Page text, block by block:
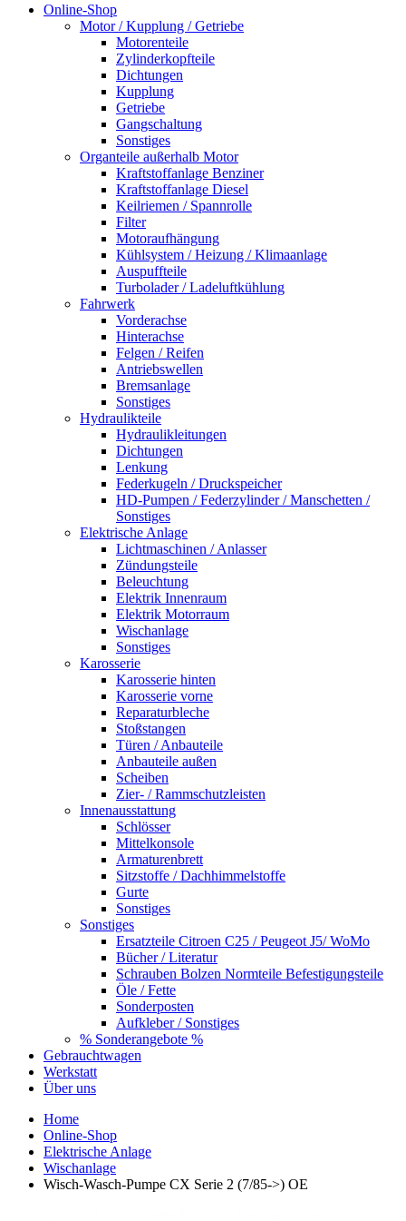
Online-Shop
Motor / Kupplung / Getriebe
Motorenteile
Zylinderkopfteile
Dichtungen
Kupplung
Getriebe
Gangschaltung
Sonstiges
Organteile außerhalb Motor
Kraftstoffanlage Benziner
Kraftstoffanlage Diesel
Keilriemen / Spannrolle
Filter
Motoraufhängung
Kühlsystem / Heizung / Klimaanlage
Auspuffteile
Turbolader / Ladeluftkühlung
Fahrwerk
Vorderachse
Hinterachse
Felgen / Reifen
Antriebswellen
Bremsanlage
Sonstiges
Hydraulikteile
Hydraulikleitungen
Dichtungen
Lenkung
Federkugeln / Druckspeicher
HD-Pumpen / Federzylinder / Manschetten /
Sonstiges
Elektrische Anlage
Lichtmaschinen / Anlasser
Zündungsteile
Beleuchtung
Elektrik Innenraum
Elektrik Motorraum
Wischanlage
Sonstiges
Karosserie
Karosserie hinten
Karosserie vorne
Reparaturbleche
Stoßstangen
Türen / Anbauteile
Anbauteile außen
Scheiben
Zier- / Rammschutzleisten
Innenausstattung
Schlösser
Mittelkonsole
Armaturenbrett
Sitzstoffe / Dachhimmelstoffe
Gurte
Sonstiges
Sonstiges
Ersatzteile Citroen C25 / Peugeot J5/ WoMo
Bücher / Literatur
Schrauben Bolzen Normteile Befestigungsteile
Öle / Fette
Sonderposten
Aufkleber / Sonstiges
% Sonderangebote %
Gebrauchtwagen
Werkstatt
Über uns
Home
Online-Shop
Elektrische Anlage
Wischanlage
Wisch-Wasch-Pumpe CX Serie 2 (7/85->) OE